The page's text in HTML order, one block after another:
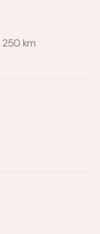
250 km